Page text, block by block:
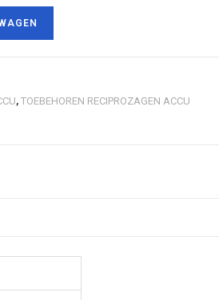
, TOEBEHOREN RECIPROZAGEN ACCU